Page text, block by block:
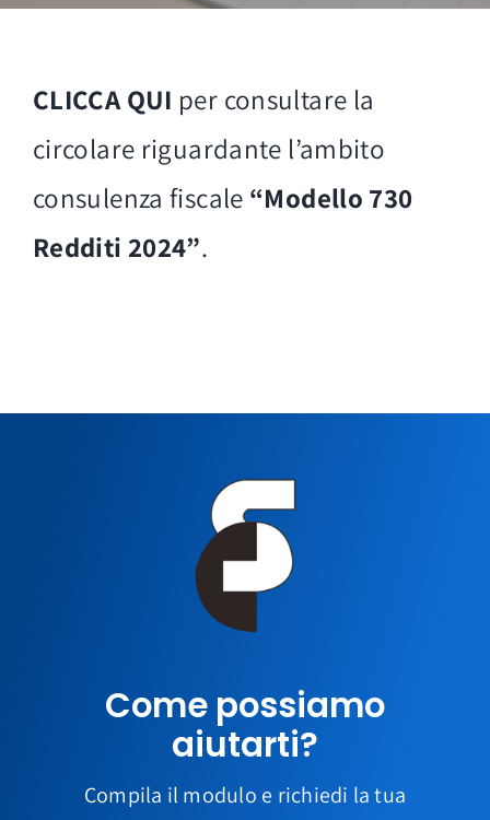
CLICCA QUI per consultare la
circolare riguardante l’ambito
consulenza fiscale “Modello 730
Redditi 2024”.
Come possiamo
aiutarti?
Compila il modulo e richiedi la tua